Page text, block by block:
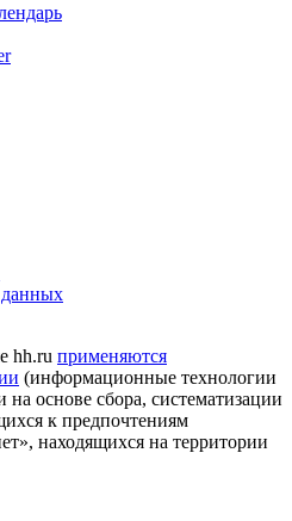
hh.ru применяются
(информационные технологии
основе сбора, систематизации
к предпочтениям
находящихся на территории